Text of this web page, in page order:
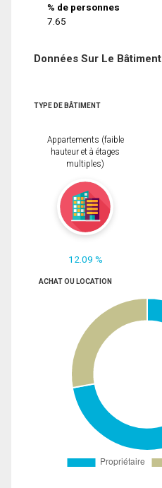
% de personnes
7.65
Données Sur Le Bâtiment
TYPE DE BÂTIMENT
Appartements (faible
hauteur et à étages
multiples)
12.09 %
ACHAT OU LOCATION